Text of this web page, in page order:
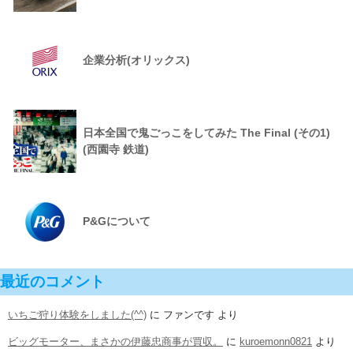
企業分析(オリックス)
日本全国で鬼ごっこをしてみた The Final (その1)
(西園寺 鉄道)
P&Gについて
最近のコメント
いちご狩り体験をしました(^^) に ファンです より
ビッグモーター、まさかの伊藤忠商事が買収。 に kuroemonn0821 より